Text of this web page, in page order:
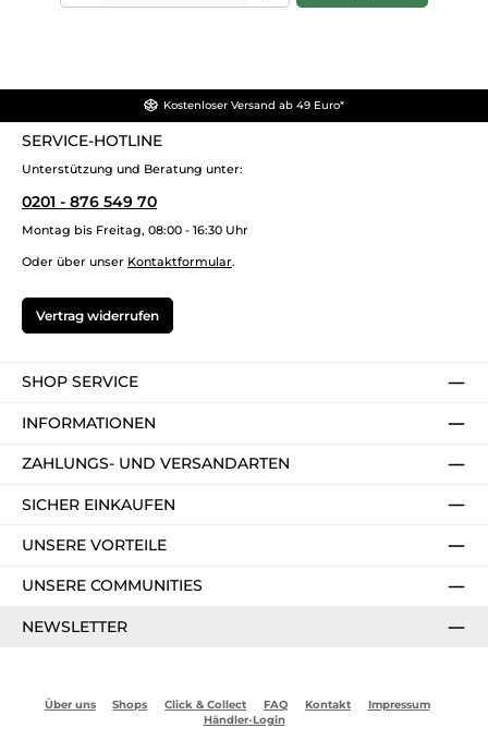
Kostenloser Versand ab 49 Euro*
SERVICE-HOTLINE
Unterstützung und Beratung unter:
0201 - 876 549 70
Montag bis Freitag, 08:00 - 16:30 Uhr
Oder über unser Kontaktformular.
Vertrag widerrufen
SHOP SERVICE
INFORMATIONEN
ZAHLUNGS- UND VERSANDARTEN
SICHER EINKAUFEN
UNSERE VORTEILE
UNSERE COMMUNITIES
NEWSLETTER
Über uns Shops Click & Collect FAQ Kontakt
Impressum
Händler-Login